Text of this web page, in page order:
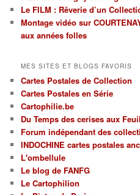
et
par
thèmes
Le FILM : Rêverie d’un
Montage vidéo sur
aux années folles
MES SITES ET BLOGS FAVORIS
Cartes Postales de Collection
Cartes Postales en Série
Cartophilie.be
Du Temps des cerises aux
Forum indépendant des
INDOCHINE cartes postales
L'ombellule
Le blog de FANFG
Le Cartophilion